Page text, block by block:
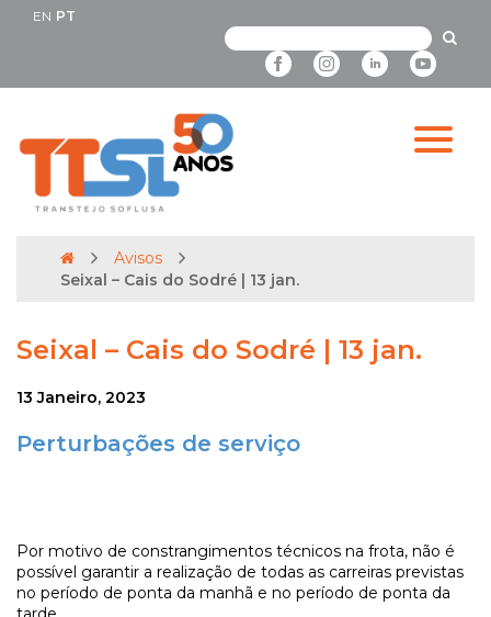
EN PT
Avisos
Seixal – Cais do Sodré | 13 jan.
Seixal – Cais do Sodré | 13 jan.
13 Janeiro, 2023
Perturbações de serviço
Por motivo de constrangimentos técnicos na frota, não é
possível garantir a realização de todas as carreiras previstas
no período de ponta da manhã e no período de ponta da